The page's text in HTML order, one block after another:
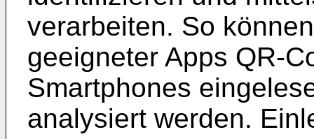
verarbeiten. So
geeigneter Apps QR-
Smartphones
analysiert werden.